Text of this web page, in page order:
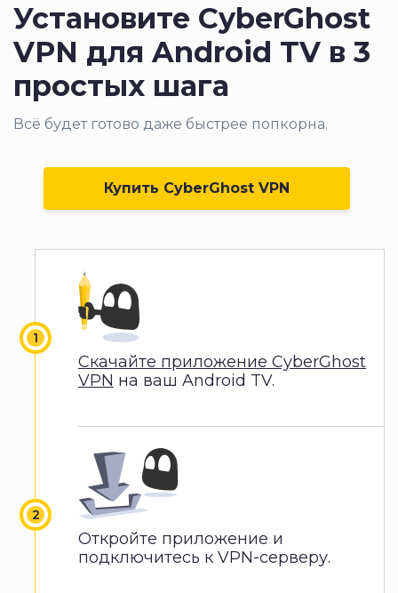
Установите CyberGhost
VPN для Android TV в 3
простых шага
Всё будет готово даже быстрее попкорна.
Купить CyberGhost VPN
Скачайте приложение CyberGhost
VPN на ваш Android TV.
Откройте приложение и
подключитесь к VPN-серверу.